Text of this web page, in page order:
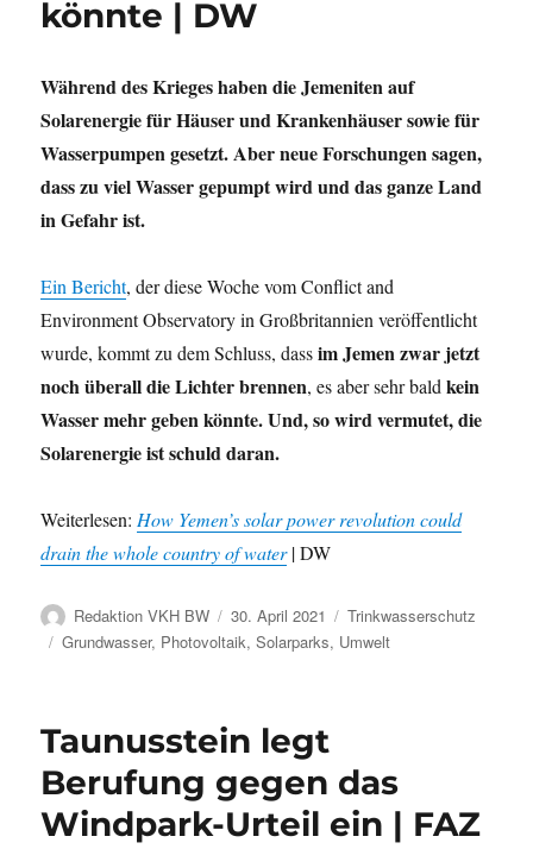
könnte | DW
Während des Krieges haben die Jemeniten auf
Solarenergie für Häuser und Krankenhäuser sowie für
Wasserpumpen gesetzt. Aber neue Forschungen sagen,
dass zu viel Wasser gepumpt wird und das ganze Land
in Gefahr ist.
Ein Bericht, der diese Woche vom Conflict and
Environment Observatory in Großbritannien veröffentlicht
wurde, kommt zu dem Schluss, dassim Jemen zwar jetzt
noch überall die Lichter brennen, es aber sehr baldkein
Wasser mehr geben könnte.Und, so wird vermutet, die
Solarenergie ist schuld daran.
Weiterlesen: How Yemen’s solar power revolution could
drain the whole country of water| DW
Autor
Redaktion VKH BW
Veröffentlicht
am
30. April 2021 Kategorien
Trinkwasserschutz
Schlagwörter
Grundwasser, Photovoltaik,Solarparks, Umwelt
Taunusstein legt
Berufung gegen das
Windpark-Urteil ein | FAZ